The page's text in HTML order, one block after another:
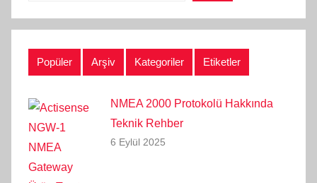
Popüler Arşiv Kategoriler Etiketler
NMEA 2000 Protokolü Hakkında
Teknik Rehber
6 Eylül 2025